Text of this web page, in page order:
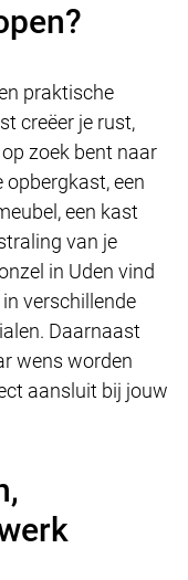
praktische
creëer je rust,
zoek bent naar
een
een kast
van je
in Uden vind
verschillende
Daarnaast
wens worden
aansluit bij jouw